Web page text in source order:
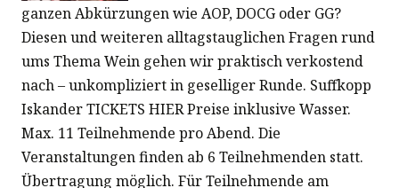
ganzen Abkürzungen wie AOP, DOCG oder GG?
Diesen und weiteren alltagstauglichen Fragen rund
ums Thema Wein gehen wir praktisch verkostend
nach – unkompliziert in geselliger Runde. Suffkopp
Iskander TICKETS HIER Preise inklusive Wasser.
Max. 11 Teilnehmende pro Abend. Die
Veranstaltungen finden ab 6 Teilnehmenden statt.
Übertragung möglich. Für Teilnehmende am